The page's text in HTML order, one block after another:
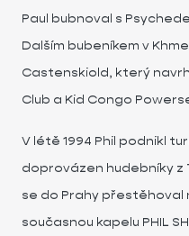
Paul bubnoval s
Dalším bubeníkem v
Castenskiold, který
Club a Kid Congo
V létě 1994 Phil podnikl
doprovázen hudebníky z
se do Prahy přestěhoval
současnou kapelu PHIL